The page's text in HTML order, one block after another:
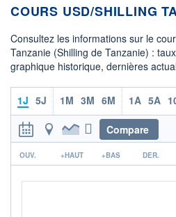
OUVERTURE
2 654,9500
2 655,0000
COTATION SPÉCIFIQUE
COURS USD/SHILLING
Consultez les informations sur le
Tanzanie (Shilling de Tanzanie) :
graphique historique, dernières
1J 5J 1M 3M 6M 1A 5A
Compare
r
OUV. +HAUT +BAS DER.